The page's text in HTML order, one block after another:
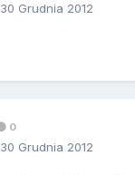
30 Grudnia 2012
0
30 Grudnia 2012